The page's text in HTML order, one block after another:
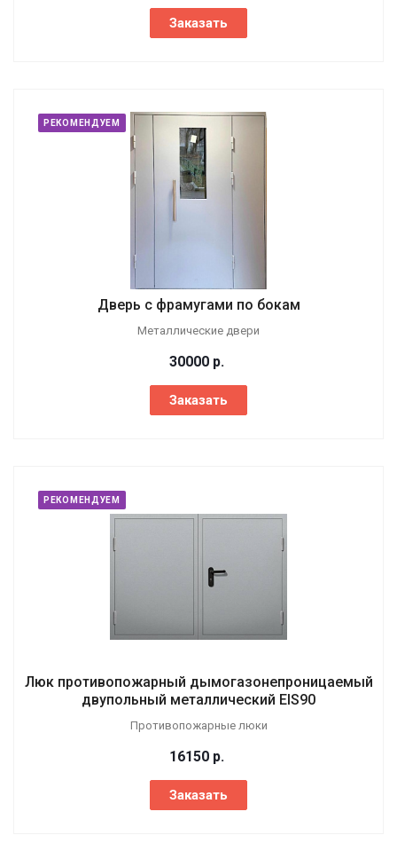
Заказать
РЕКОМЕНДУЕМ
Дверь с фрамугами по бокам
Металлические двери
30000 р.
Заказать
РЕКОМЕНДУЕМ
Люк противопожарный дымогазонепроницаемый
двупольный металлический EIS90
Противопожарные люки
16150 р.
Заказать